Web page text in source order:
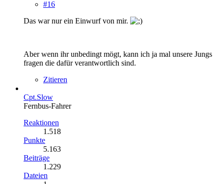
#16
Das war nur ein Einwurf von mir.
Aber wenn ihr unbedingt mögt, kann ich ja mal unsere Jungs
fragen die dafür verantwortlich sind.
Zitieren
Cpt.Slow
Fernbus-Fahrer
Reaktionen
1.518
Punkte
5.163
Beiträge
1.229
Dateien